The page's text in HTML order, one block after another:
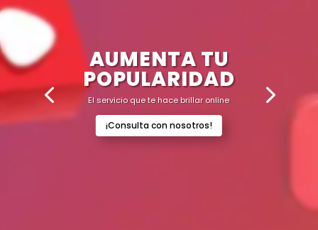
AUMENTA TU
POPULARIDAD
El servicio que te hace brillar online
¡Consulta con nosotros!